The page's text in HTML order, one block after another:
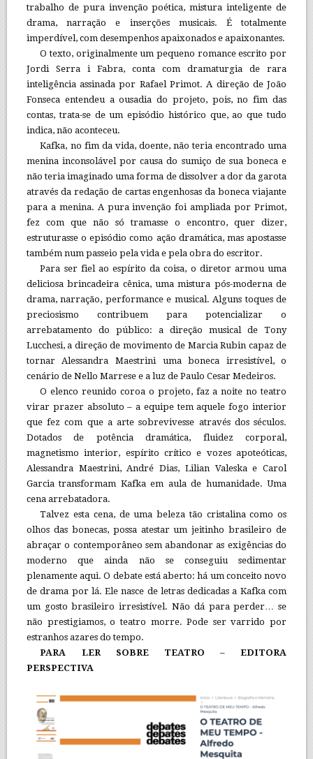
trabalho de pura invenção poética, mistura inteligente de
drama, narração e inserções musicais. É totalmente
imperdível, com desempenhos apaixonados e apaixonantes.
O texto, originalmente um pequeno romance escrito por
Jordi Serra i Fabra, conta com dramaturgia de rara
inteligência assinada por Rafael Primot. A direção de João
Fonseca entendeu a ousadia do projeto, pois, no fim das
contas, trata-se de um episódio histórico que, ao que tudo
indica, não aconteceu.
Kafka, no fim da vida, doente, não teria encontrado uma
menina inconsolável por causa do sumiço de sua boneca e
não teria imaginado uma forma de dissolver a dor da garota
através da redação de cartas engenhosas da boneca viajante
para a menina. A pura invenção foi ampliada por Primot,
fez com que não só tramasse o encontro, quer dizer,
estruturasse o episódio como ação dramática, mas apostasse
também num passeio pela vida e pela obra do escritor.
Para ser fiel ao espírito da coisa, o diretor armou uma
deliciosa brincadeira cênica, uma mistura pós-moderna de
drama, narração, performance e musical. Alguns toques de
preciosismo contribuem para potencializar o
arrebatamento do público: a direção musical de Tony
Lucchesi, a direção de movimento de Marcia Rubin capaz de
tornar Alessandra Maestrini uma boneca irresistível, o
cenário de Nello Marrese e a luz de Paulo Cesar Medeiros.
O elenco reunido coroa o projeto, faz a noite no teatro
virar prazer absoluto – a equipe tem aquele fogo interior
que fez com que a arte sobrevivesse através dos séculos.
Dotados de potência dramática, fluidez corporal,
magnetismo interior, espírito crítico e vozes apoteóticas,
Alessandra Maestrini, André Dias, Lilian Valeska e Carol
Garcia transformam Kafka em aula de humanidade. Uma
cena arrebatadora.
Talvez esta cena, de uma beleza tão cristalina como os
olhos das bonecas, possa atestar um jeitinho brasileiro de
abraçar o contemporâneo sem abandonar as exigências do
moderno que ainda não se conseguiu sedimentar
plenamente aqui. O debate está aberto: há um conceito novo
de drama por lá. Ele nasce de letras dedicadas a Kafka com
um gosto brasileiro irresistível. Não dá para perder… se
não prestigiamos, o teatro morre. Pode ser varrido por
estranhos azares do tempo.
PARA LER SOBRE TEATRO –EDITORA
PERSPECTIVA